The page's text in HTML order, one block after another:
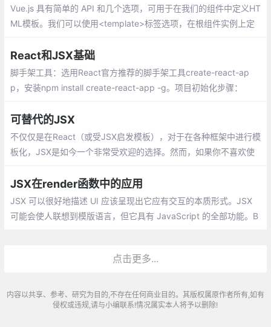
Vue.js 具有简单的 API 和几个选项，可用于在我们的组件中定义HT
ML模板。我们可以使用<template>标签选项，在根组件实例上定
完美地工作
React和JSX基础
脚手架工具：选用React官方推荐的脚手架工具create-react-ap
p，安装npm install create-react-app -g。项目初始化步骤：
可替代的JSX
不仅仅是在React（或受JSX启发模板），对于在各种框架中进行模
板化，JSX是如今一个非常受欢迎的选择。然而，如果你不喜欢使
JSX在render函数中的应用
JSX 可以很好地描述 UI 应该呈现出它应有交互的本质形式。JSX
可能会使人联想到模版语言，但它具有 JavaScript 的全部功能。B
点击更多...
内容以共享、参考、研究为目的,不存在任何商业目的。其版权属原作者所有,如有
侵权或违规,请与小编联系!情况属实本人将予以删除!